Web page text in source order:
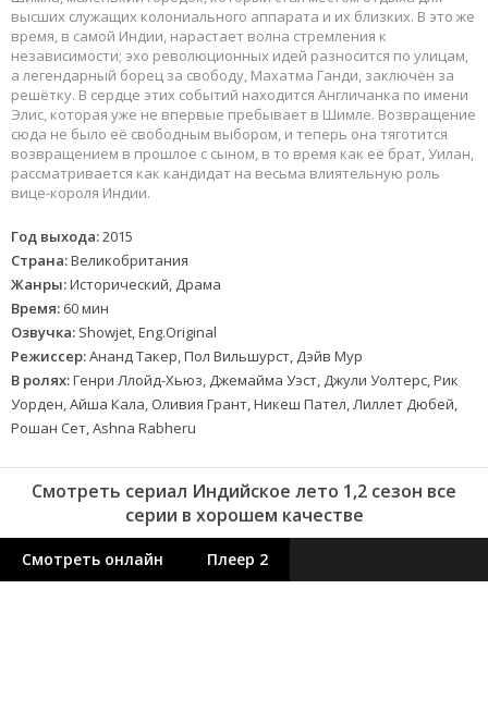
высших служащих колониального аппарата и их близких. В это же
время, в самой Индии, нарастает волна стремления к
независимости; эхо революционных идей разносится по улицам,
а легендарный борец за свободу, Махатма Ганди, заключён за
решётку. В сердце этих событий находится Англичанка по имени
Элис, которая уже не впервые пребывает в Шимле. Возвращение
сюда не было её свободным выбором, и теперь она тяготится
возвращением в прошлое с сыном, в то время как её брат, Уилан,
рассматривается как кандидат на весьма влиятельную роль
вице-короля Индии.
Год выхода:2015
Страна:Великобритания
Жанры:Исторический, Драма
Время: 60 мин
Озвучка: Showjet, Eng.Original
Режиссер:Ананд Такер, Пол Вильшурст, Дэйв Мур
В ролях:Генри Ллойд-Хьюз, Джемайма Уэст, Джули Уолтерс, Рик
Уорден, Айша Кала, Оливия Грант, Никеш Пател, Лиллет Дюбей,
Рошан Сет, Ashna Rabheru
Смотреть сериал Индийское лето 1,2 сезон все
серии в хорошем качестве
Смотреть онлайн Плеер 2